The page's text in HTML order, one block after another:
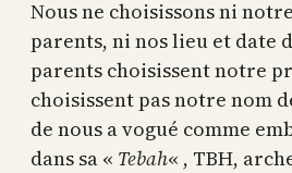
Nous ne choisissons ni
parents, ni nos lieu et date
parents choisissent notre
choisissent pas notre nom
de nous a vogué comme
dans sa « Tebah« , TBH,